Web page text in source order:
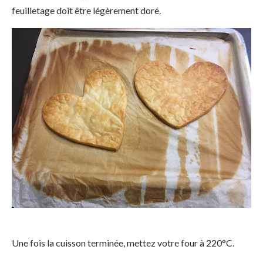
feuilletage doit être légèrement doré.
Une fois la cuisson terminée, mettez votre four à 220°C.